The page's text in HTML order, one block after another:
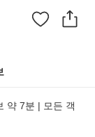
약 7분 | 모든 객